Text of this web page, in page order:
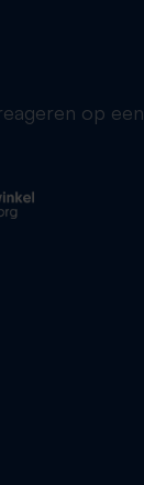
op een